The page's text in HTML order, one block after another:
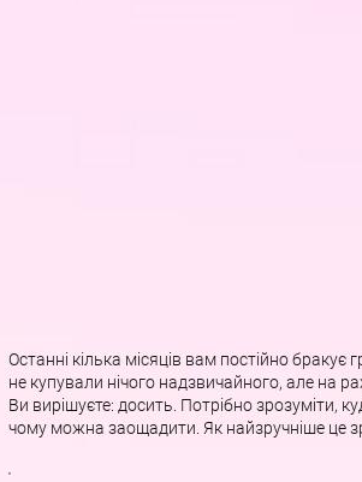
Останні кілька місяців вам постійно
не купували нічого надзвичайного, але на
Ви вирішуєте: досить. Потрібно зрозуміти,
чому можна заощадити. Як найзручніше це